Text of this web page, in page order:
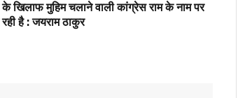
के खिलाफ मुहिम चलाने वाली कांग्रेस राम के नाम पर
है : जयराम ठाकुर